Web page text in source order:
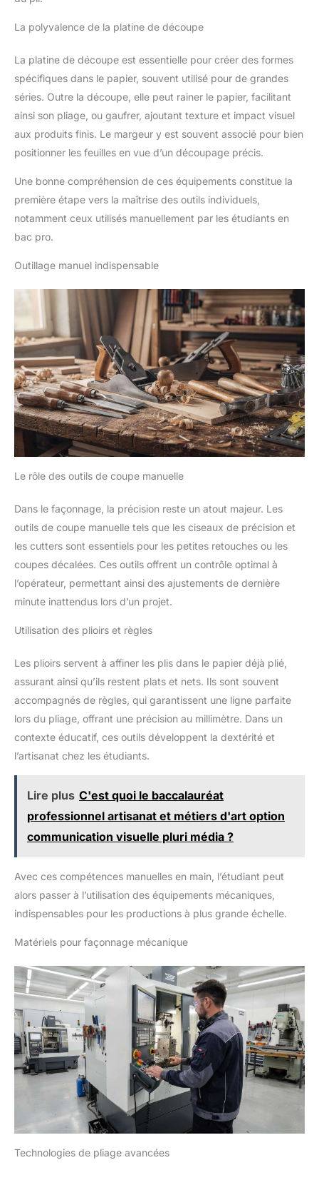
La polyvalence de la platine de découpe
La platine de découpe est essentielle pour créer des formes
spécifiques dans le papier, souvent utilisé pour de grandes
séries. Outre la découpe, elle peut rainer le papier, facilitant
ainsi son pliage, ou gaufrer, ajoutant texture et impact visuel
aux produits finis. Le margeur y est souvent associé pour bien
positionner les feuilles en vue d’un découpage précis.
Une bonne compréhension de ces équipements constitue la
première étape vers la maîtrise des outils individuels,
notamment ceux utilisés manuellement par les étudiants en
bac pro.
Outillage manuel indispensable
Le rôle des outils de coupe manuelle
Dans le façonnage, la précision reste un atout majeur. Les
outils de coupe manuelle tels que les ciseaux de précision et
les cutters sont essentiels pour les petites retouches ou les
coupes décalées. Ces outils offrent un contrôle optimal à
l’opérateur, permettant ainsi des ajustements de dernière
minute inattendus lors d’un projet.
Utilisation des plioirs et règles
Les plioirs servent à affiner les plis dans le papier déjà plié,
assurant ainsi qu’ils restent plats et nets. Ils sont souvent
accompagnés de règles, qui garantissent une ligne parfaite
lors du pliage, offrant une précision au millimètre. Dans un
contexte éducatif, ces outils développent la dextérité et
l’artisanat chez les étudiants.
Lire plus C'est quoi le baccalauréat
professionnel artisanat et métiers d'art option
communication visuelle pluri média ?
Avec ces compétences manuelles en main, l’étudiant peut
alors passer à l’utilisation des équipements mécaniques,
indispensables pour les productions à plus grande échelle.
Matériels pour façonnage mécanique
Technologies de pliage avancées